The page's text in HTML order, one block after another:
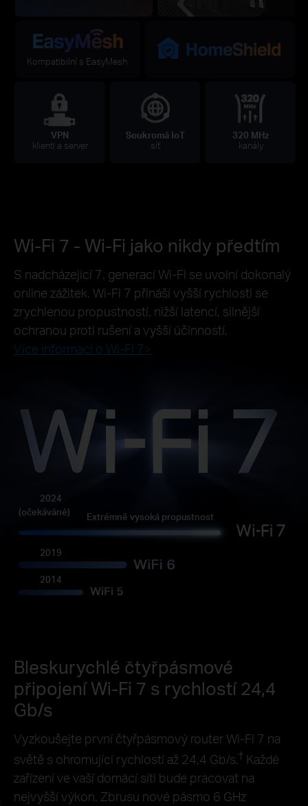
Kompatibilní s EasyMesh
VPN
klienti a server
Soukromá IoT
síť
320 MHz
kanály
Wi-Fi 7 - Wi-Fi jako nikdy předtím
S nadcházející 7. generací Wi-Fi se uvolní dokonalý
online zážitek. Wi-Fi 7 přináší vyšší rychlosti se
zrychlenou propustností, nižší latencí, silnější
ochranou proti rušení a vyšší účinností.
Více informací o Wi-Fi 7>
2024
(očekáváné)
Extrémně vysoká propustnost
2019
2014
Bleskurychlé čtyřpásmové
připojení Wi-Fi 7 s rychlostí 24,4
Gb/s
Vyzkoušejte první čtyřpásmový router Wi-Fi 7 na
světě s ohromující rychlostí až 24,4 Gb/s.† Každé
zařízení ve vaší domácí síti bude pracovat na
nejvyšší výkon. Zbrusu nové pásmo 6 GHz